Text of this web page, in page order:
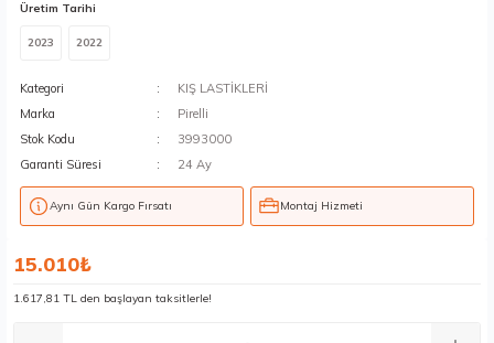
Üretim Tarihi
2023 2022
Kategori
KIŞ LASTİKLERİ
Marka
Pirelli
Stok Kodu
3993000
Garanti Süresi
24 Ay
Aynı Gün Kargo Fırsatı Montaj Hizmeti
15.010₺
1.617,81 TL den başlayan taksitlerle!